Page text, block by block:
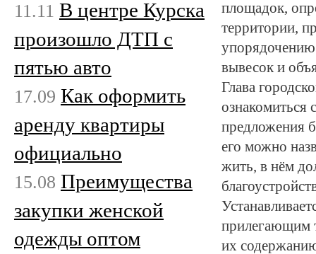
площадок,
территории,
вывесок и
Глава
предложения
его можно
жить, в нём
прилегающим
их
11.11 В центре Курска
произошло ДТП с
пятью авто
17.09 Как оформить
аренду квартиры
официально
15.08 Преимущества
закупки женской
одежды оптом